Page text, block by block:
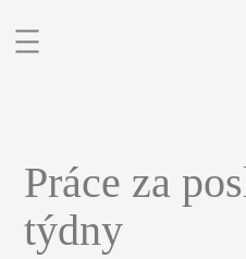
Práce za
týdny